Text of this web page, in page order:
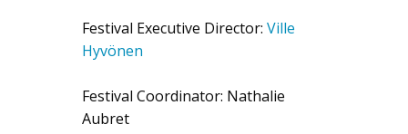
Festival Executive Director: Ville
Hyvönen
Festival Coordinator: Nathalie
Aubret